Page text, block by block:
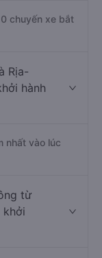
chuyến xe bắt
Rịa-
hành
nhất vào lúc
từ
khởi